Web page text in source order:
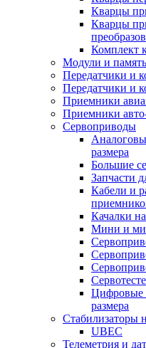
Кварцы
Кварцы
Комплект
Модули и память
Передатчики и
Передатчики и
Приемники
Приемники
Сервоприводы
размера
Большие
Запчасти
Кабели и
Качалки
Мини и
Цифровые
размера
Стабилизаторы
UBEC
Телеметрия и